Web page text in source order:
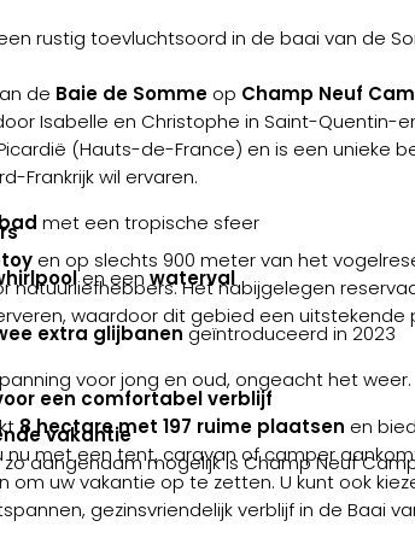
rustig toevluchtsoord in de baai van de
de Baie de Somme op Champ Neuf
Isabelle en Christophe in Saint-Quentin-
(Hauts-de-France) en is een unieke
Frankrijk wil ervaren.
en op slechts 900 meter van het
natuurliefhebbers. Het nabijgelegen
waardoor dit gebied een uitstekende
een comfortabel verblijf
8 hectare met 197 ruime plaatsen en
met een tent, caravan of camper
uw vakantie op te zetten. U kunt ook
gezinsvriendelijk verblijf in de Baai
met een tropische sfeer
en een waterval
extra glijbanen geïntroduceerd in 2023
voor jong en oud, ongeacht het weer.
vakantie
aangenaam mogelijk is Champ Neuf